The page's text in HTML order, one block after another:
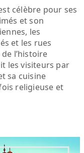
célèbre pour ses
et son
les
et les rues
l’histoire
les visiteurs par
sa cuisine
religieuse et